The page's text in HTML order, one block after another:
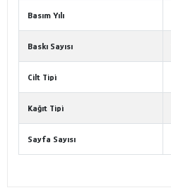
Basım Yılı
Baskı Sayısı
Cilt Tipi
Kağıt Tipi
Sayfa Sayısı